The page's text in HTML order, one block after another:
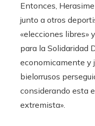
Entonces,
junto a otros
«elecciones libres»
para la Solidaridad
economicamente y
bielorrusos
considerando esta
extremista».